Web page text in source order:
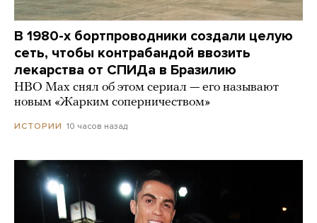
В 1980-х бортпроводники создали целую
сеть, чтобы контрабандой ввозить
лекарства от СПИДа в Бразилию
HBO Max снял об этом сериал — его называют
новым «Жарким соперничеством»
ИСТОРИИ 10 часов назад